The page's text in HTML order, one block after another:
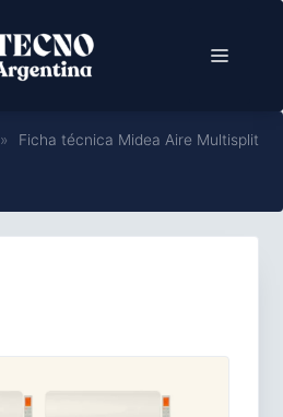
Menú
»
Ficha técnica Midea Aire Multisplit